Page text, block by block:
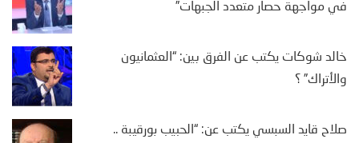
في مواجهة حصار متعدد الجبهات”
خالد شوكات يكتب عن الفرق بين: “العثمانيون
والأتراك” ؟
صلاح قايد السبسي يكتب عن: “الحبيب بورقيبة ..